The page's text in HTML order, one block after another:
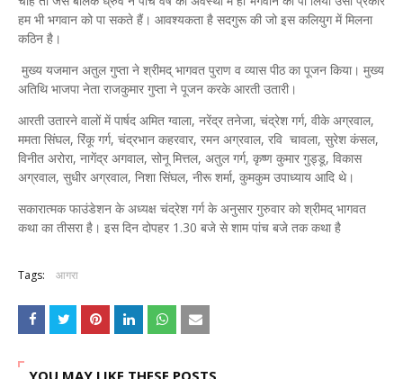
हम भी भगवान को पा सकते हैं। आवश्यकता है सदगुरू की जो इस कलियुग में मिलना
कठिन है।
मुख्य यजमान अतुल गुप्ता ने श्रीमद् भागवत पुराण व व्यास पीठ का पूजन किया। मुख्य
अतिथि भाजपा नेता राजकुमार गुप्ता ने पूजन करके आरती उतारी।
आरती उतारने वालों में पार्षद अमित ग्वाला, नरेंद्र तनेजा, चंद्रेश गर्ग, वीके अग्रवाल,
ममता सिंघल, रिंकू गर्ग, चंद्रभान कहरवार, रमन अग्रवाल, रवि चावला, सुरेश कंसल,
विनीत अरोरा, नागेंद्र अगवाल, सोनू मित्तल, अतुल गर्ग, कृष्ण कुमार गुड्डू, विकास
अग्रवाल, सुधीर अग्रवाल, निशा सिंघल, नीरू शर्मा, कुमकुम उपाध्याय आदि थे।
सकारात्मक फाउंडेशन के अध्यक्ष चंद्रेश गर्ग के अनुसार गुरुवार को श्रीमद् भागवत
कथा का तीसरा है। इस दिन दोपहर 1.30 बजे से शाम पांच बजे तक कथा है
Tags: आगरा
YOU MAY LIKE THESE POSTS